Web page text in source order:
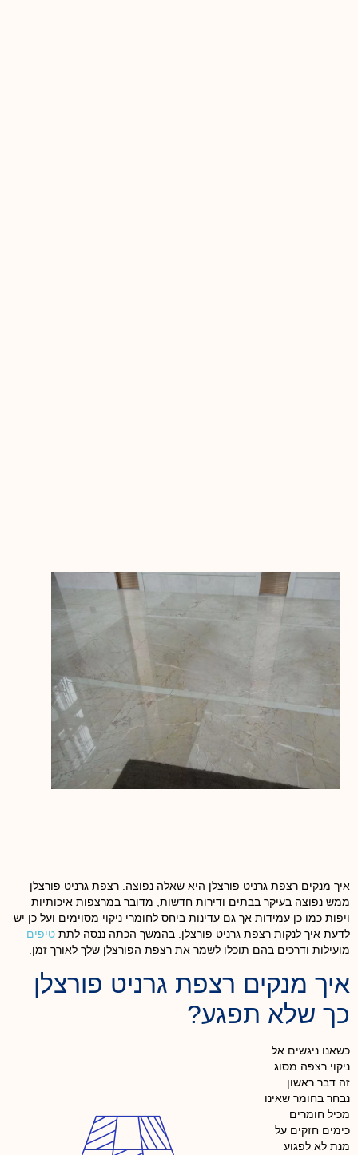
איך מנקים רצפת גרניט פורצלן היא שאלה נפוצה. רצפת גרניט פורצלן
ממש נפוצה בעיקר בבתים ודירות חדשות, מדובר במרצפות איכותיות
ויפות כמו כן עמידות אך גם עדינות ביחס לחומרי ניקוי מסוימים ועל כן יש
לדעת איך לנקות רצפת גרניט פורצלן. בהמשך הכתה ננסה לתת טיפים
מועילות ודרכים בהם תוכלו לשמר את רצפת הפורצלן שלך לאורך זמן.
איך מנקים רצפת גרניט פורצלן
כך שלא תפגע?
כשאנו ניגשים אל
ניקוי רצפה מסוג
זה דבר ראשון
נבחר בחומר שאינו
מכיל חומרים
כימים חזקים על
מנת לא לפגוע